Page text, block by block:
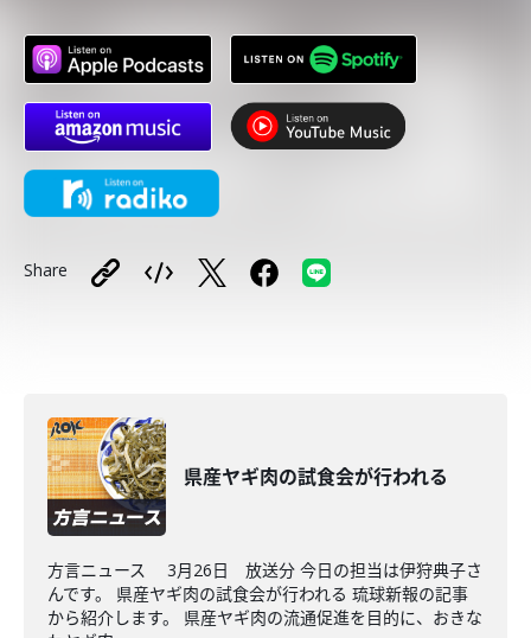
Share
県産ヤギ肉の試食会が行われる
方言ニュース 3月26日 放送分 今日の担当は伊狩典子さ
んです。 県産ヤギ肉の試食会が行われる 琉球新報の記事
から紹介します。 県産ヤギ肉の流通促進を目的に、おきな